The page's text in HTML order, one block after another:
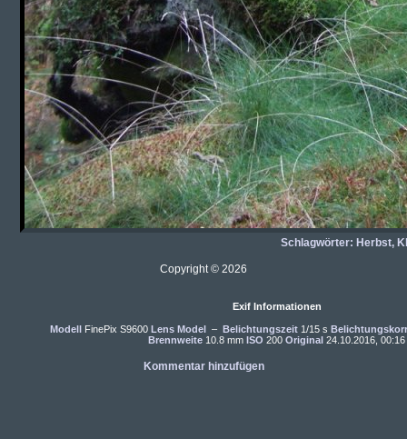
Schlagwörter:Herbst,
Copyright © 2026
Exif Informationen
Modell FinePix S9600 Lens Model – Belichtungszeit 1/15 s
Brennweite 10.8 mm ISO 200 Original 24.10.2016, 00:16
Kommentar hinzufügen